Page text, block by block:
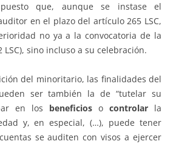
que, aunque se instase el
en el plazo del artículo 265 LSC,
no ya a la convocatoria de la
sino incluso a su celebración.
del minoritario, las finalidades del
ser también la de “tutelar su
en los beneficios o controlar la
y, en especial, (…), puede tener
se auditen con visos a ejercer